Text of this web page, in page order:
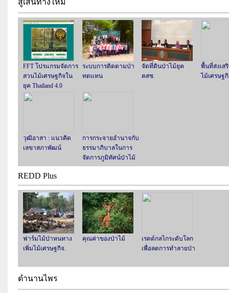
สู่เส้นทางใหม่
FFT โปรแกรมจัดการ
สวนไม้เศรษฐกิจใน
ยุค Thailand 4.0
ระบบการติดตามป่า
ทดแทน
จัดที่ดินป่าไม้ยุค
คสช.
พื้นที่ส่งเส
ไม้เศรษฐ
วุฒิอาสา : แนวคิด
เลขาสภาพัฒน์
การกระจายอำนาจกับ
ธรรมาภิบาลในการ
จัดการภูมิทัศน์ป่าไม้
REDD Plus
ฟาร์มไม้ป่าหนทาง
เพิ่มไม้เศรษฐกิจ.
คุณค่าของป่าไม้
เรดด์กลไกระดับโลก
เพื่อลดการทำลายป่า
ตำนานไพร